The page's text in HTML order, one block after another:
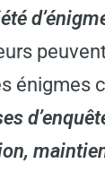
énigmes